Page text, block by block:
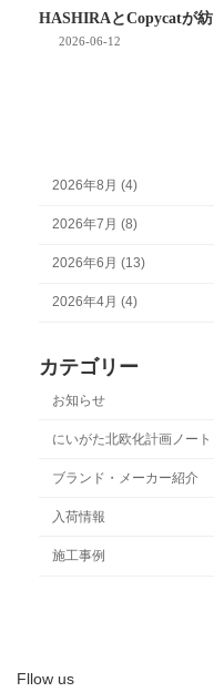
HASHIRAとCopycatが
2026-06-12
2026年8月 (4)
2026年7月 (8)
2026年6月 (13)
2026年4月 (4)
カテゴリー
お知らせ
にいがた北欧化計画ノート
ブランド・メーカー紹介
入荷情報
施工事例
Fllow us